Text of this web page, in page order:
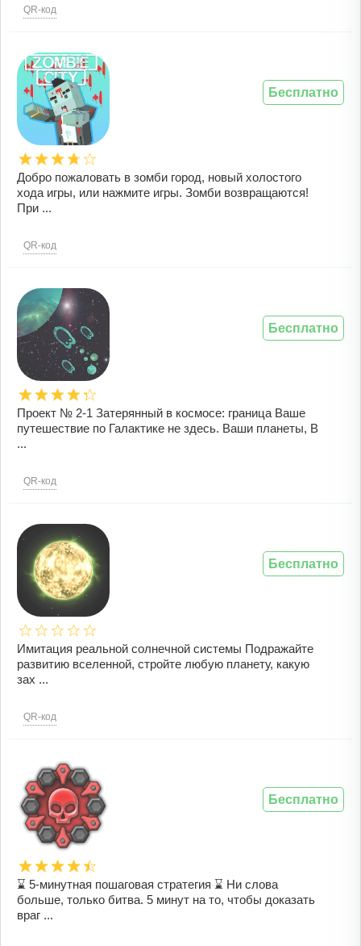
QR-код
Добро пожаловать в зомби город, новый холостого
хода игры, или нажмите игры. Зомби возвращаются!
При ...
QR-код
Бесплатно
Проект № 2-1 Затерянный в космосе: граница Ваше
путешествие по Галактике не здесь. Ваши планеты, В
...
QR-код
Бесплатно
Имитация реальной солнечной системы Подражайте
развитию вселенной, стройте любую планету, какую
зах ...
QR-код
Бесплатно
⌛ 5-минутная пошаговая стратегия ⌛ Ни слова
больше, только битва. 5 минут на то, чтобы доказать
враг ...
Бесплатно